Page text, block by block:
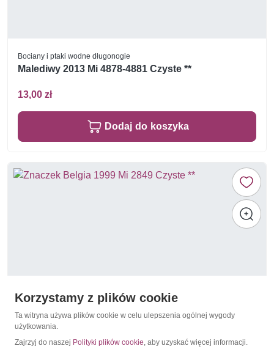
Bociany i ptaki wodne długonogie
Malediwy 2013 Mi 4878-4881 Czyste **
13,00 zł
Dodaj do koszyka
Korzystamy z plików cookie
Ta witryna używa plików cookie w celu ulepszenia ogólnej wygody
użytkowania.
Zajrzyj do naszej Polityki plików cookie, aby uzyskać więcej informacji.